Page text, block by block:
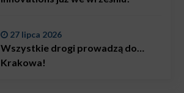
27 lipca 2026
Wszystkie drogi prowadzą do…
Krakowa!